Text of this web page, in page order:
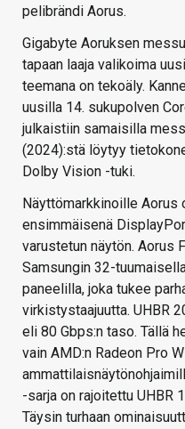
pelibrändi Aorus.
Gigabyte Aoruksen
tapaan laaja valikoima
teemana on tekoäly.
uusilla 14. sukupolven
julkaistiin samaisilla
(2024):stä löytyy
Dolby Vision -tuki.
Näyttömarkkinoille Aorus
ensimmäisenä
varustetun näytön. Aorus
Samsungin 32-
paneelilla, joka tukee
virkistystaajuutta. UHBR
eli 80 Gbps:n taso. Tällä
vain AMD:n Radeon Pro
-sarja on rajoitettu UHBR
Täysin turhaan